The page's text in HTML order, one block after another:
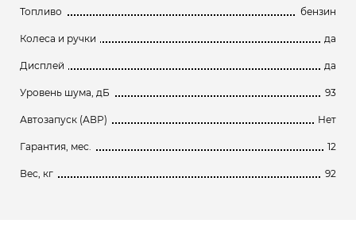
Топливо бензин
Колеса и ручки да
Дисплей да
Уровень шума, дБ 93
Автозапуск (АВР) Нет
Гарантия, мес. 12
Вес, кг 92